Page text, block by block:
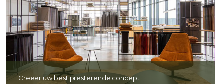
Creëer uw best presterende concept